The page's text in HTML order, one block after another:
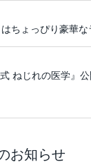
ちょっぴり豪華な
ねじれの医学』公
お知らせ